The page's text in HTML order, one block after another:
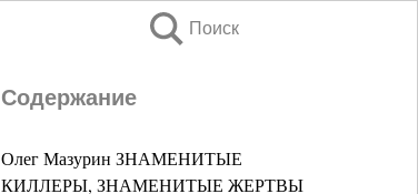
Поиск
Содержание
Олег Мазурин ЗНАМЕНИТЫЕ
КИЛЛЕРЫ, ЗНАМЕНИТЫЕ ЖЕРТВЫ